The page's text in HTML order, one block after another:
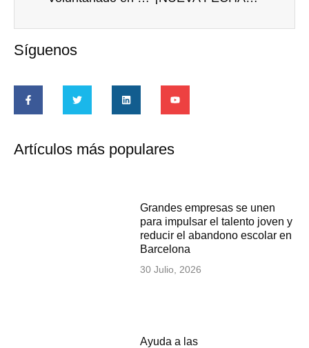
Síguenos
Artículos más populares
Grandes empresas se unen
para impulsar el talento joven y
reducir el abandono escolar en
Barcelona
30 Julio, 2026
Ayuda a las